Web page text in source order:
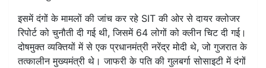
इसमें दंगों के मामलों की जांच कर रहे SIT की ओर से दायर क्लोजर
रिपोर्ट को चुनौती दी गई थी, जिसमें 64 लोगों को क्लीन चिट दी गई।
दोषमुक्त व्यक्तियों में से एक प्रधानमंत्री नरेंद्र मोदी थे, जो गुजरात के
तत्कालीन मुख्यमंत्री थे। जाफरी के पति की गुलबर्गा सोसाइटी में दंगों